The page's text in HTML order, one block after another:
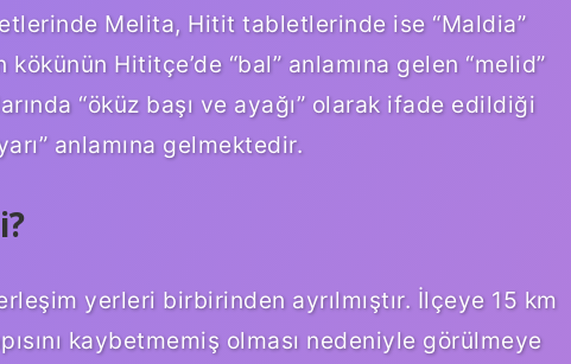
Melita, Hitit tabletlerinde ise “Maldia”
Hititçe’de “bal” anlamına gelen “melid”
“öküz başı ve ayağı” olarak ifade edildiği
anlamına gelmektedir.
yerleri birbirinden ayrılmıştır. İlçeye 15 km
kaybetmemiş olması nedeniyle görülmeye